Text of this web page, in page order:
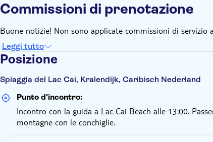
Commissioni di prenotazione
Buone notizie! Non sono applicate commissioni di servizio
Leggi tutto
Posizione
Spiaggia del Lac Cai, Kralendijk, Caribisch Nederland
Punto d'incontro:
Incontro con la guida a Lac Cai Beach alle 13:00.
montagne con le conchiglie.